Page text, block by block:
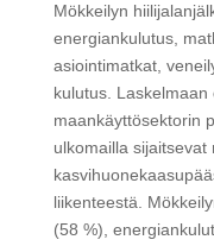
Mökkeilyn
energiankulutus,
asiointimatkat,
kulutus.
maankäyttösektorin
ulkomailla sijaitsevat
liikenteestä.
(58 %),